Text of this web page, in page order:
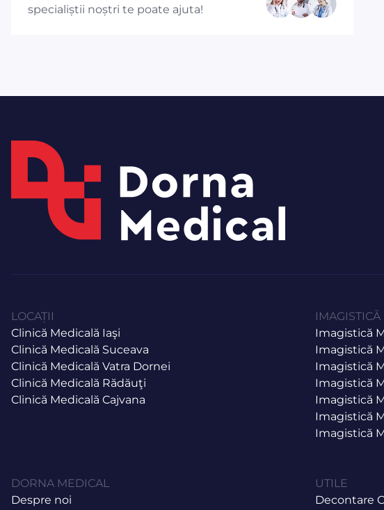
specialiștii noștri te poate ajuta!
LOCAȚII
Clinică Medicală Iaşi
Clinică Medicală Suceava
Clinică Medicală Vatra Dornei
Clinică Medicală Rădăuţi
Clinică Medicală Cajvana
IMAGISTICĂ
Imagistică
Imagistică
Imagistică
Imagistică
Imagistică
Imagistică
Imagistică
DORNA MEDICAL
Despre noi
UTILE
Decontare